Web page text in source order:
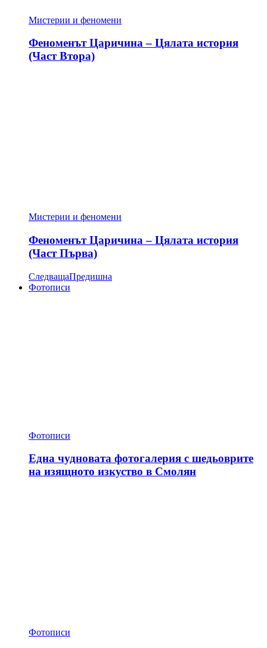
Мистерии и феномени
Феноменът Царичина – Цялата история
(Част Втора)
Мистерии и феномени
Феноменът Царичина – Цялата история
(Част Първа)
СледващаПредишна
Фотописи
Фотописи
Една чудновата фотогалерия с шедьоврите
на изящното изкуство в Смолян
Фотописи